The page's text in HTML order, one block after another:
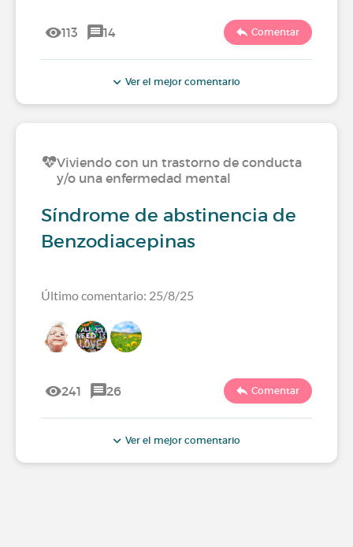
113 14 Comentar
Ver el mejor comentario
Viviendo con un trastorno de conducta
y/o una enfermedad mental
Síndrome de abstinencia de
Benzodiacepinas
Último comentario: 25/8/25
241 26 Comentar
Ver el mejor comentario